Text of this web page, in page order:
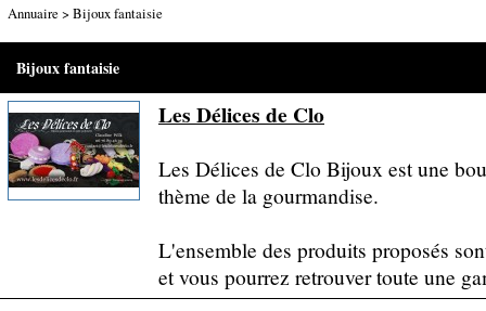
Annuaire > Bijoux fantaisie
Bijoux fantaisie
Les Délices de Clo
Les Délices de Clo Bijoux est une
thème de la gourmandise.
L'ensemble des produits proposés
et vous pourrez retrouver toute une